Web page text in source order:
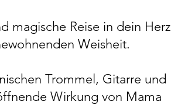
magische Reise in dein Herz
Weisheit.
Trommel, Gitarre und
Wirkung von Mama